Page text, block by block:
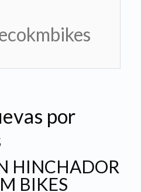
por
HINCHADOR
BIKES